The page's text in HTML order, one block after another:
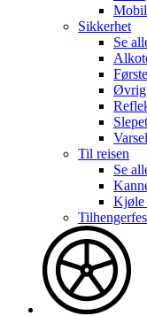
Sikkerhet
Se
Øvrig
Til reisen
Se
Kjøle